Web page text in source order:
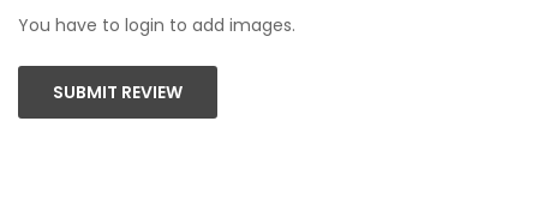
You have to login to add images.
SUBMIT REVIEW